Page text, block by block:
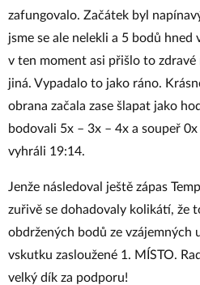
zafungovalo. Začátek byl
jsme se ale nelekli a 5 bodů
v ten moment asi přišlo to
jiná. Vypadalo to jako ráno.
obrana začala zase šlapat jako
bodovali 5x – 3x – 4x a soupeř
vyhráli 19:14.
Jenže následoval ještě zápas
zuřivě se dohadovaly kolikátí, že
obdržených bodů ze vzájemných
vskutku zasloužené 1. MÍSTO.
velký dík za podporu!